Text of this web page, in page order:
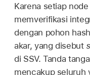
Karena setiap
memverifikasi
dengan pohon
akar, yang disebut
di SSV. Tanda
mencakup seluruh